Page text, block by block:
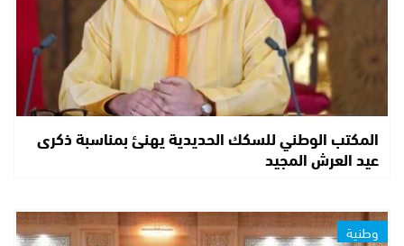
المكتب الوطني للسكك الحديدية يهنئ بمناسبة ذكرى
عيد العرش المجيد
وطنية